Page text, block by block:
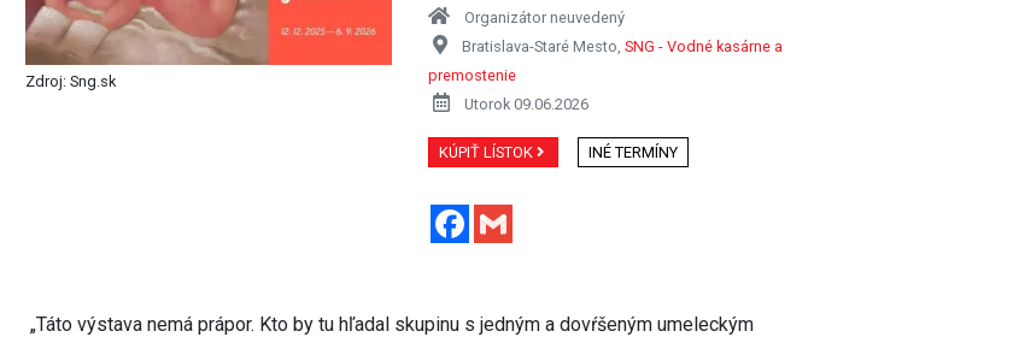
Zdroj: Sng.sk
Organizátor neuvedený
Bratislava-Staré Mesto, SNG - Vodné kasárne a
premostenie
Utorok 09.06.2026
KÚPIŤ LÍSTOK INÉ TERMÍNY
Facebook
„Táto výstava nemá prápor. Kto by tu hľadal skupinu s jedným a dovŕšeným umeleckým